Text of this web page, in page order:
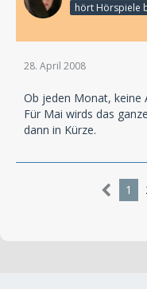
28. April 2008
Ob jeden Monat, keine
Für Mai wirds das
dann in Kürze.
1